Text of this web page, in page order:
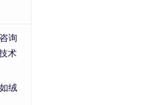
询
术
绒